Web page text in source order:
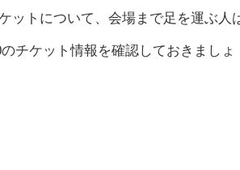
ットについて、会場まで足を運ぶ人
チケット情報を確認しておきましょ